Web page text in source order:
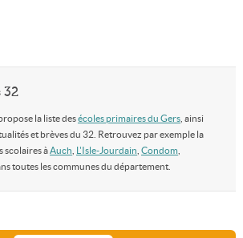
32
la liste desécoles primaires du Gers, ainsi
et brèves du 32. Retrouvez par exemple la
scolaires àAuch L'Isle-Jourdain Condom
toutes les communes du département.